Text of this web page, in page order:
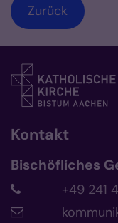
Zurück
Kontakt
Bischöfliches
+49 241